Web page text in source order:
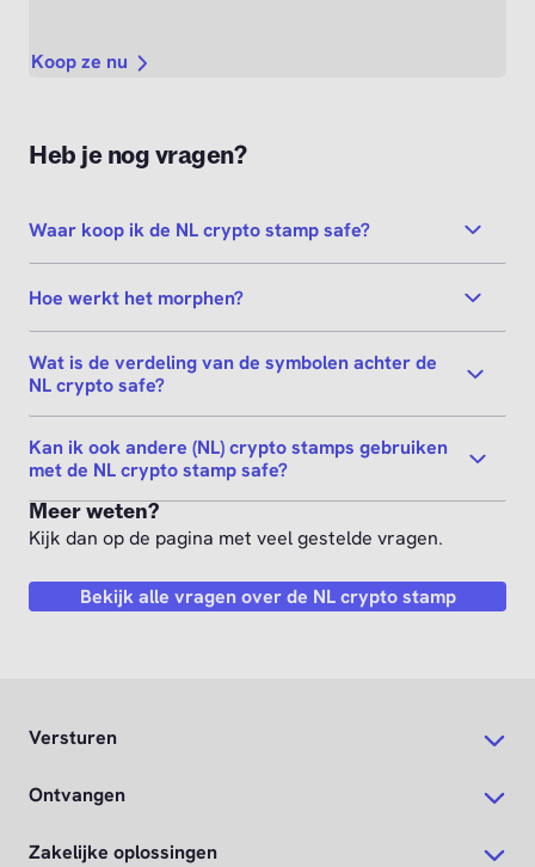
Koop ze nu
Heb je nog vragen?
Waar koop ik de NL crypto stamp safe?
Hoe werkt het morphen?
Wat is de verdeling van de symbolen achter de
NL crypto safe?
Kan ik ook andere (NL) crypto stamps gebruiken
met de NL crypto stamp safe?
Meer weten?
Kijk dan op de pagina met veel gestelde vragen.
Bekijk alle vragen over de NL crypto stamp
Versturen
Ontvangen
Zakelijke oplossingen